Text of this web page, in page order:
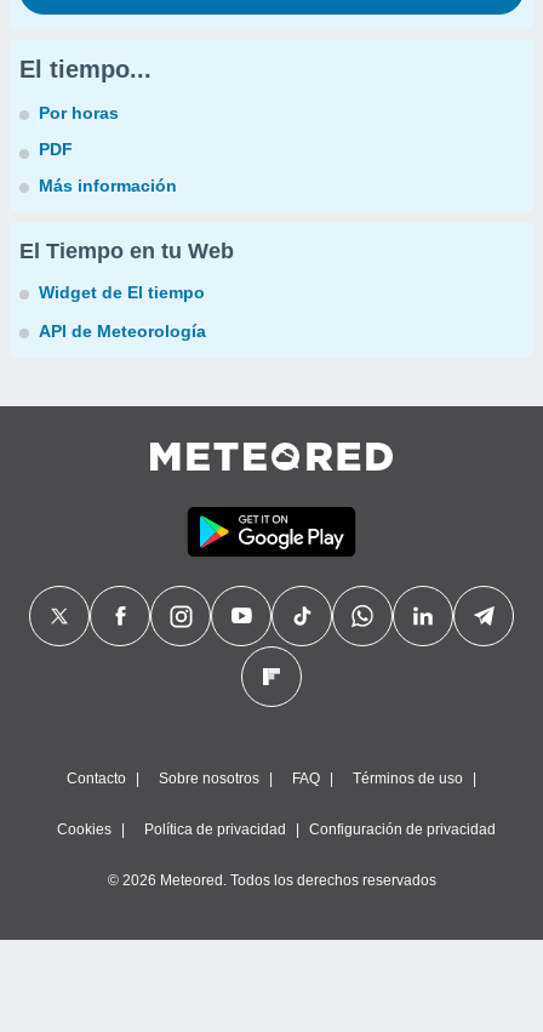
El tiempo...
Por horas
PDF
Más información
El Tiempo en tu Web
Widget de El tiempo
API de Meteorología
Contacto Sobre nosotros FAQ Términos de uso
Cookies Política de privacidad Configuración de privacidad
© 2026 Meteored. Todos los derechos reservados